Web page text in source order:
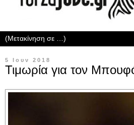
5 Ιουν 2018
Τιμωρία για τον